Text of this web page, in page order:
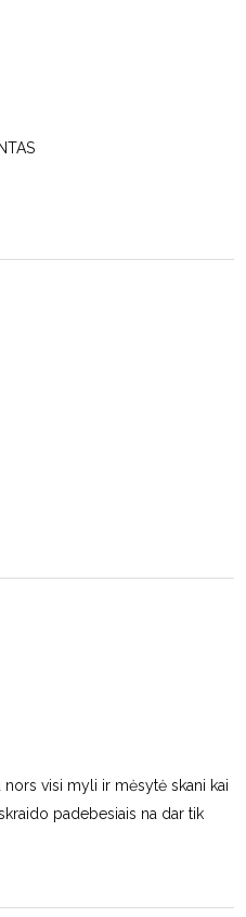
visi myli ir mėsytė skani kai
padebesiais na dar tik